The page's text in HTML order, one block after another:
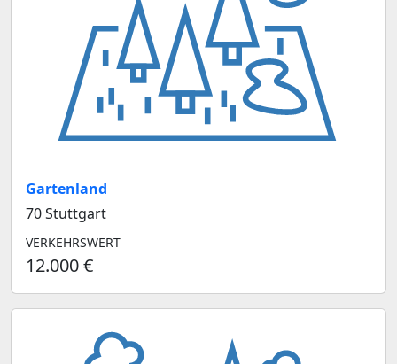
Gartenland
70 Stuttgart
VERKEHRSWERT
12.000 €